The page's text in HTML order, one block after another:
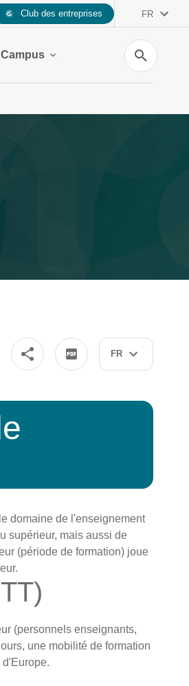
Club des entreprises FR
Campus
Recherche
FR
domaine de l'enseignement
supérieur, mais aussi de
(période de formation) joue
(personnels enseignants,
une mobilité de formation